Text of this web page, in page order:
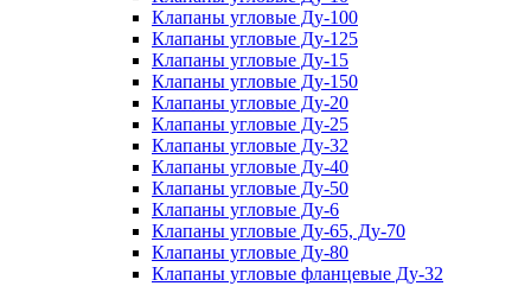
Клапаны угловые Ду-100
Клапаны угловые Ду-125
Клапаны угловые Ду-15
Клапаны угловые Ду-150
Клапаны угловые Ду-20
Клапаны угловые Ду-25
Клапаны угловые Ду-32
Клапаны угловые Ду-40
Клапаны угловые Ду-50
Клапаны угловые Ду-6
Клапаны угловые Ду-65, Ду-70
Клапаны угловые Ду-80
Клапаны угловые фланцевые Ду-32